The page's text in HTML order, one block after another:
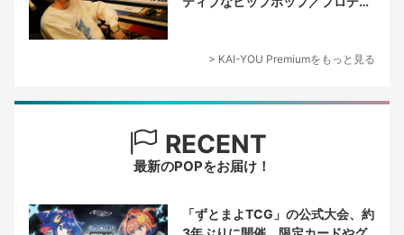
> KAI-YOU Premiumをもっと見る
RECENT
最新のPOPをお届け！
「ずとまよTCG」の公式大会、約